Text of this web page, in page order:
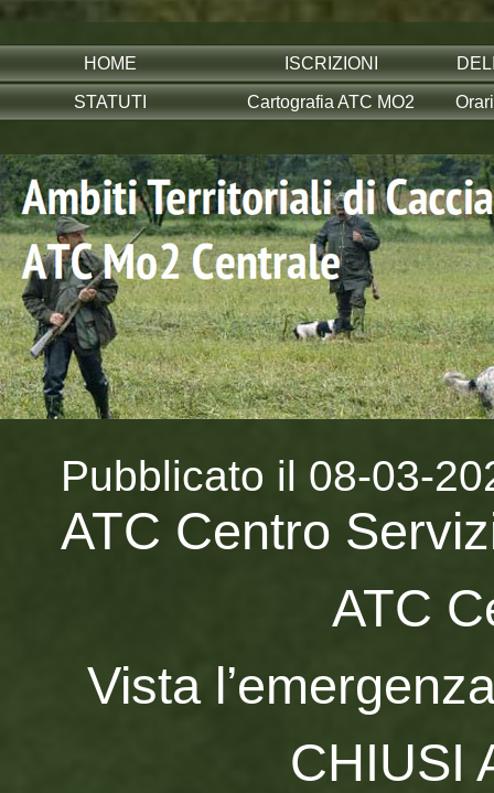
HOME ISCRIZIONI
STATUTI Cartografia ATC MO2
Pubblicato il 08-03-
ATC Centro
ATC
Vista
CHIUSI